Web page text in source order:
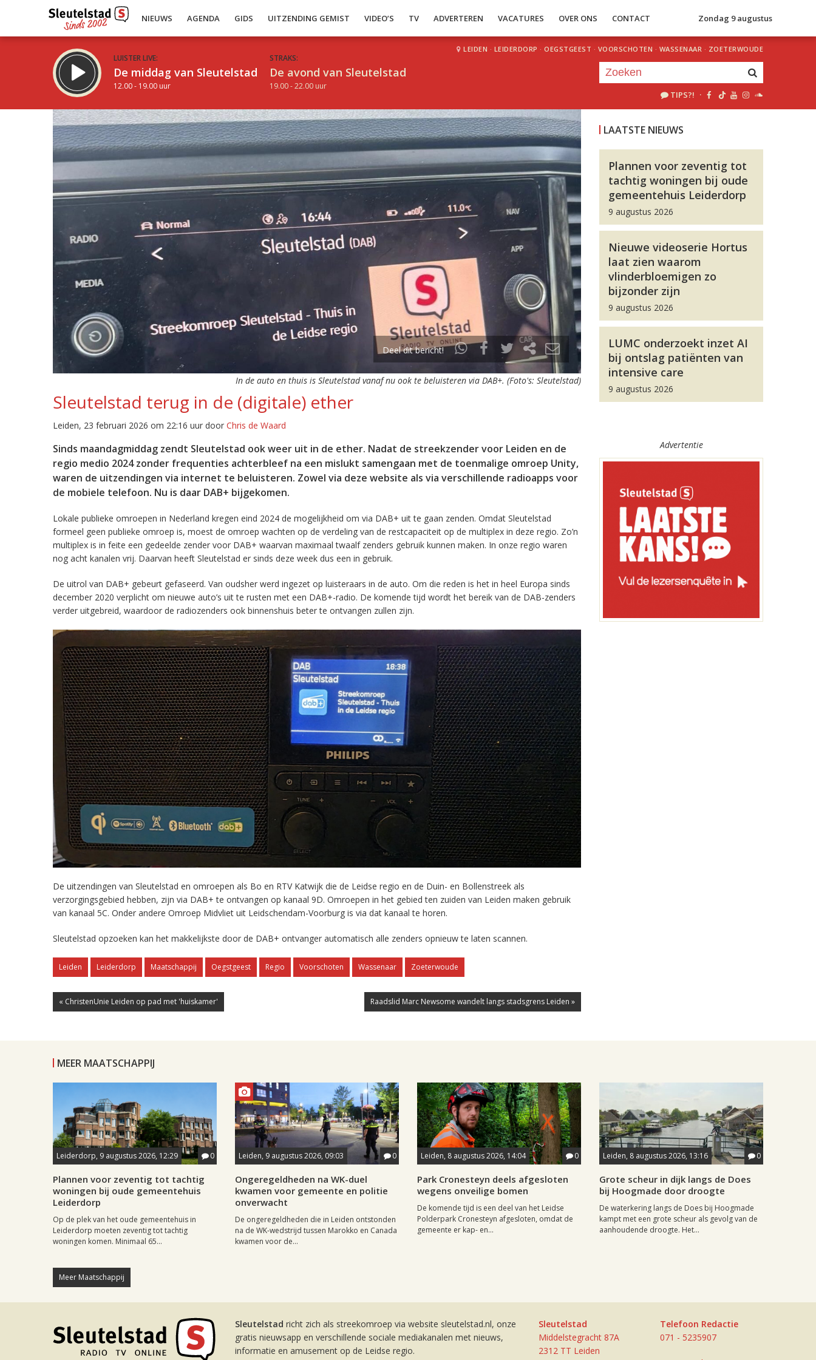
NIEUWS AGENDA GIDS UITZENDING GEMIST VIDEO’S TV ADVERTEREN VACATURES OVER ONS CONTACT Zondag 9 augustus
LUISTER LIVE:
De middag van Sleutelstad
12.00 - 19.00 uur
STRAKS:
De avond van Sleutelstad
19.00 - 22.00 uur
LEIDEN · LEIDERDORP · OEGSTGEEST · VOORSCHOTEN · WASSENAAR · ZOETERWOUDE
TIPS?! ·
Deel dit bericht!
In de auto en thuis is Sleutelstad vanaf nu ook te beluisteren via DAB+. (Foto's: Sleutelstad)
Sleutelstad terug in de (digitale) ether
Leiden, 23 februari 2026 om 22:16 uur door Chris de Waard
Sinds maandagmiddag zendt Sleutelstad ook weer uit in de ether. Nadat de streekzender voor Leiden en de
regio medio 2024 zonder frequenties achterbleef na een mislukt samengaan met de toenmalige omroep Unity,
waren de uitzendingen via internet te beluisteren. Zowel via deze website als via verschillende radioapps voor
de mobiele telefoon. Nu is daar DAB+ bijgekomen.
Lokale publieke omroepen in Nederland kregen eind 2024 de mogelijkheid om via DAB+ uit te gaan zenden. Omdat Sleutelstad
formeel geen publieke omroep is, moest de omroep wachten op de verdeling van de restcapaciteit op de multiplex in deze regio. Zo’n
multiplex is in feite een gedeelde zender voor DAB+ waarvan maximaal twaalf zenders gebruik kunnen maken. In onze regio waren
nog acht kanalen vrij. Daarvan heeft Sleutelstad er sinds deze week dus een in gebruik.
De uitrol van DAB+ gebeurt gefaseerd. Van oudsher werd ingezet op luisteraars in de auto. Om die reden is het in heel Europa sinds
december 2020 verplicht om nieuwe auto’s uit te rusten met een DAB+-radio. De komende tijd wordt het bereik van de DAB-zenders
verder uitgebreid, waardoor de radiozenders ook binnenshuis beter te ontvangen zullen zijn.
De uitzendingen van Sleutelstad en omroepen als Bo en RTV Katwijk die de Leidse regio en de Duin- en Bollenstreek als
verzorgingsgebied hebben, zijn via DAB+ te ontvangen op kanaal 9D. Omroepen in het gebied ten zuiden van Leiden maken gebruik
van kanaal 5C. Onder andere Omroep Midvliet uit Leidschendam-Voorburg is via dat kanaal te horen.
Sleutelstad opzoeken kan het makkelijkste door de DAB+ ontvanger automatisch alle zenders opnieuw te laten scannen.
Leiden Leiderdorp Maatschappij Oegstgeest Regio Voorschoten Wassenaar Zoeterwoude
« ChristenUnie Leiden op pad met 'huiskamer' Raadslid Marc Newsome wandelt langs stadsgrens Leiden »
LAATSTE NIEUWS
Plannen voor zeventig tot
tachtig woningen bij oude
gemeentehuis Leiderdorp
9 augustus 2026
Nieuwe videoserie Hortus
laat zien waarom
vlinderbloemigen zo
bijzonder zijn
9 augustus 2026
LUMC onderzoekt inzet AI
bij ontslag patiënten van
intensive care
9 augustus 2026
Advertentie
MEER MAATSCHAPPIJ
Leiderdorp, 9 augustus 2026, 12:29 0
Plannen voor zeventig tot tachtig
woningen bij oude gemeentehuis
Leiderdorp
Op de plek van het oude gemeentehuis in
Leiderdorp moeten zeventig tot tachtig
woningen komen. Minimaal 65...
Leiden, 9 augustus 2026, 09:03 0
Ongeregeldheden na WK-duel
kwamen voor gemeente en politie
onverwacht
De ongeregeldheden die in Leiden ontstonden
na de WK-wedstrijd tussen Marokko en Canada
kwamen voor de...
Leiden, 8 augustus 2026, 14:04 0
Park Cronesteyn deels afgesloten
wegens onveilige bomen
De komende tijd is een deel van het Leidse
Polderpark Cronesteyn afgesloten, omdat de
gemeente er kap- en...
Leiden, 8 augustus 2026, 13:16 0
Grote scheur in dijk langs de Does
bij Hoogmade door droogte
De waterkering langs de Does bij Hoogmade
kampt met een grote scheur als gevolg van de
aanhoudende droogte. Het...
Meer Maatschappij
Sleutelstad richt zich als streekomroep via website sleutelstad.nl, onze
gratis nieuwsapp en verschillende sociale mediakanalen met nieuws,
informatie en amusement op de Leidse regio.
Sleutelstad
Middelstegracht 87A
2312 TT Leiden
Telefoon Redactie
071 - 5235907